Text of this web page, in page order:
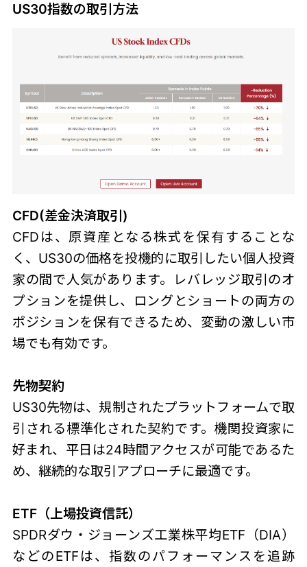
US30指数の取引方法
CFD(差金決済取引)
CFDは、原資産となる株式を保有することな
く、US30の価格を投機的に取引したい個人投資
家の間で人気があります。レバレッジ取引のオ
プションを提供し、ロングとショートの両方の
ポジションを保有できるため、変動の激しい市
場でも有効です。
先物契約
US30先物は、規制されたプラットフォームで取
引される標準化された契約です。機関投資家に
好まれ、平日は24時間アクセスが可能であるた
め、継続的な取引アプローチに最適です。
ETF（上場投資信託）
SPDRダウ・ジョーンズ工業株平均ETF（DIA）
などのETFは、指数のパフォーマンスを追跡